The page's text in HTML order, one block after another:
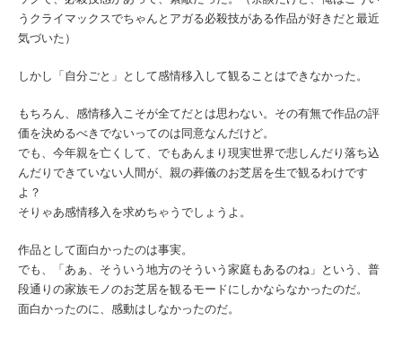
うクライマックスでちゃんとアガる必殺技がある作品が好きだと最近
気づいた）
しかし「自分ごと」として感情移入して観ることはできなかった。
もちろん、感情移入こそが全てだとは思わない。その有無で作品の評
価を決めるべきでないってのは同意なんだけど。
でも、今年親を亡くして、でもあんまり現実世界で悲しんだり落ち込
んだりできていない人間が、親の葬儀のお芝居を生で観るわけです
よ？
そりゃあ感情移入を求めちゃうでしょうよ。
作品として面白かったのは事実。
でも、「あぁ、そういう地方のそういう家庭もあるのね」という、普
段通りの家族モノのお芝居を観るモードにしかならなかったのだ。
面白かったのに、感動はしなかったのだ。